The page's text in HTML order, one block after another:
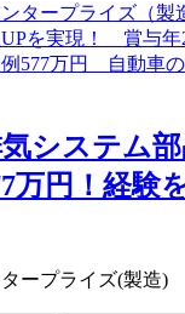
気システム
万円！経験
ープライズ(製造)